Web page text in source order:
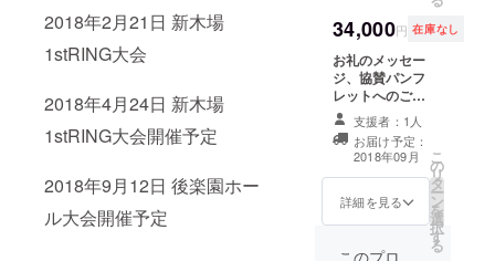
2018年2月21日 新木場
1stRING大会
2018年4月24日 新木場
1stRING大会開催予定
2018年9月12日 後楽園ホー
ル大会開催予定
34,000円 在庫なし
お礼のメッセー
ジ、協賛パンフ
レットへのご希
望のお名前印
字、リングキャ
ンバスへのご希
望のお名前印
字、J
STAGE9.12後楽
別RS席ペアご招
待
支援者：1人
お届け予定：
2018年09月
詳細を見る
こ
の
リ
タ
ー
ン
を
選
択
す
る